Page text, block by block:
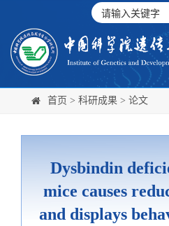
首页 > 科研成果 > 论文
Dysbindin
mice causes
and displays